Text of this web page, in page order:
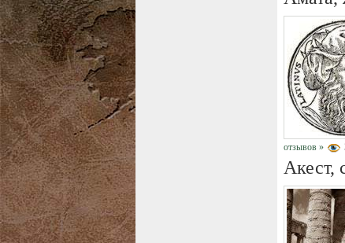
отзывов »
Акест,